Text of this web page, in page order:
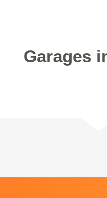
Garages